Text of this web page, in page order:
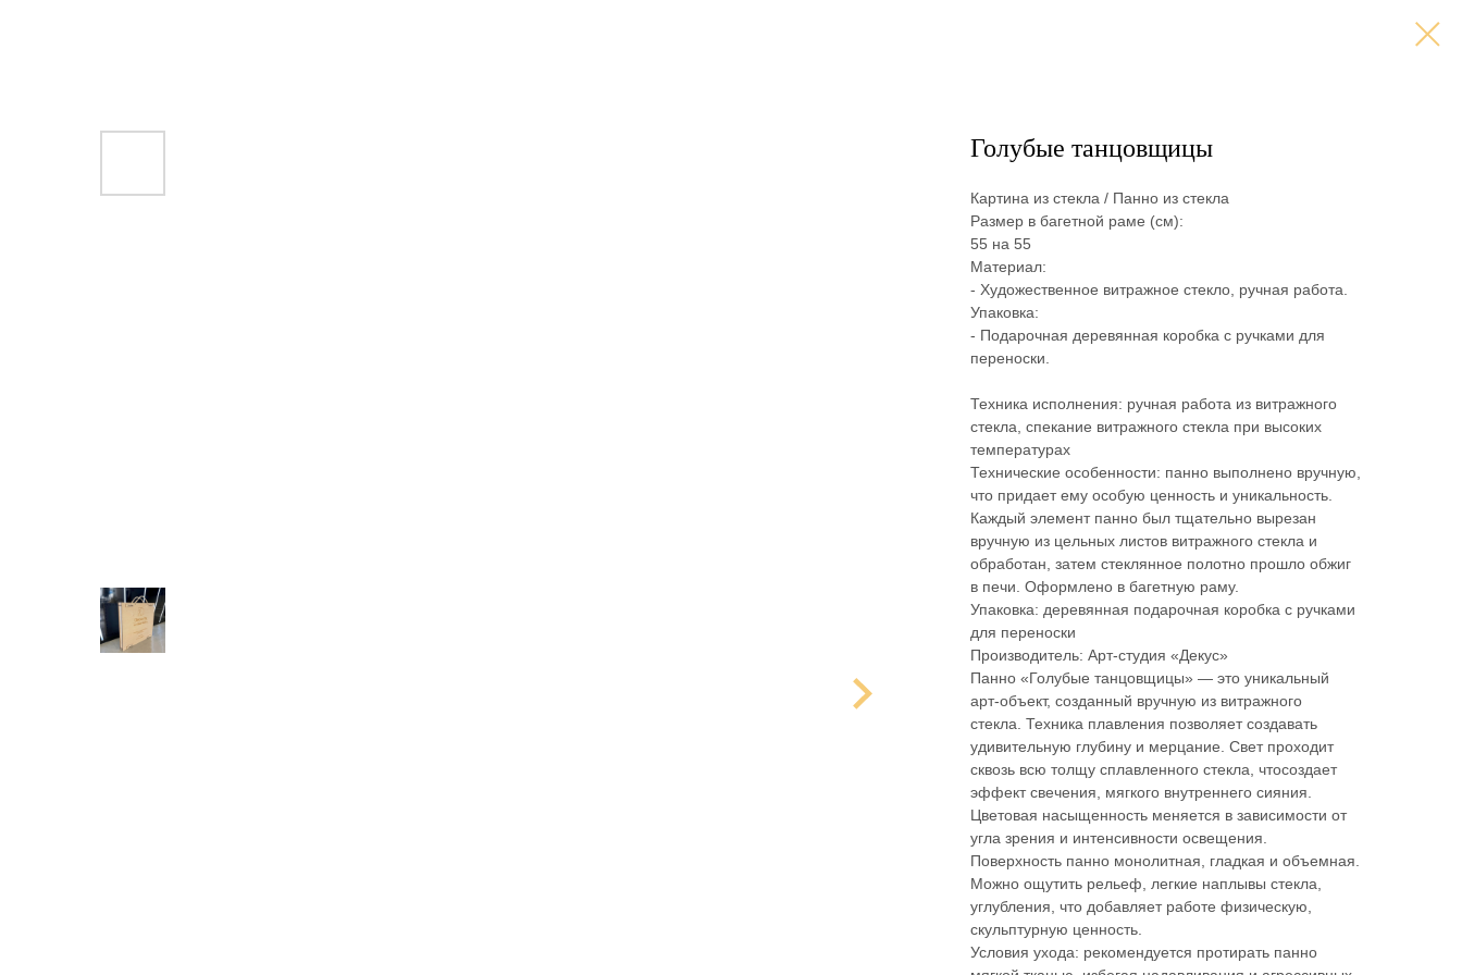
Голубые танцовщицы
Картина из стекла / Панно из стекла
Размер в багетной раме (см):
55 на 55
Материал:
- Художественное витражное стекло, ручная работа.
Упаковка:
- Подарочная деревянная коробка с ручками для
переноски.
Техника исполнения: ручная работа из витражного
стекла, спекание витражного стекла при высоких
температурах
Технические особенности: панно выполнено вручную,
что придает ему особую ценность и уникальность.
Каждый элемент панно был тщательно вырезан
вручную из цельных листов витражного стекла и
обработан, затем стеклянное полотно прошло обжиг
в печи. Оформлено в багетную раму.
Упаковка: деревянная подарочная коробка с ручками
для переноски
Производитель: Арт-студия «Декус»
Панно «Голубые танцовщицы» — это уникальный
арт-объект, созданный вручную из витражного
стекла. Техника плавления позволяет создавать
удивительную глубину и мерцание. Свет проходит
сквозь всю толщу сплавленного стекла, чтосоздает
эффект свечения, мягкого внутреннего сияния.
Цветовая насыщенность меняется в зависимости от
угла зрения и интенсивности освещения.
Поверхность панно монолитная, гладкая и объемная.
Можно ощутить рельеф, легкие наплывы стекла,
углубления, что добавляет работе физическую,
скульптурную ценность.
Условия ухода: рекомендуется протирать панно